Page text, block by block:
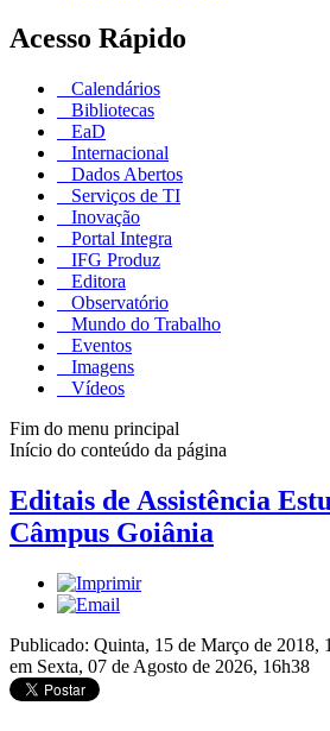
Acesso Rápido
Calendários
Bibliotecas
EaD
Internacional
Dados Abertos
Serviços de TI
Inovação
Portal Integra
IFG Produz
Editora
Observatório
Mundo do Trabalho
Eventos
Imagens
Vídeos
Fim do menu principal
Início do conteúdo da página
Editais de Assistência
Câmpus Goiânia
Publicado: Quinta, 15 de Março de 2018,
em Sexta, 07 de Agosto de 2026, 16h38